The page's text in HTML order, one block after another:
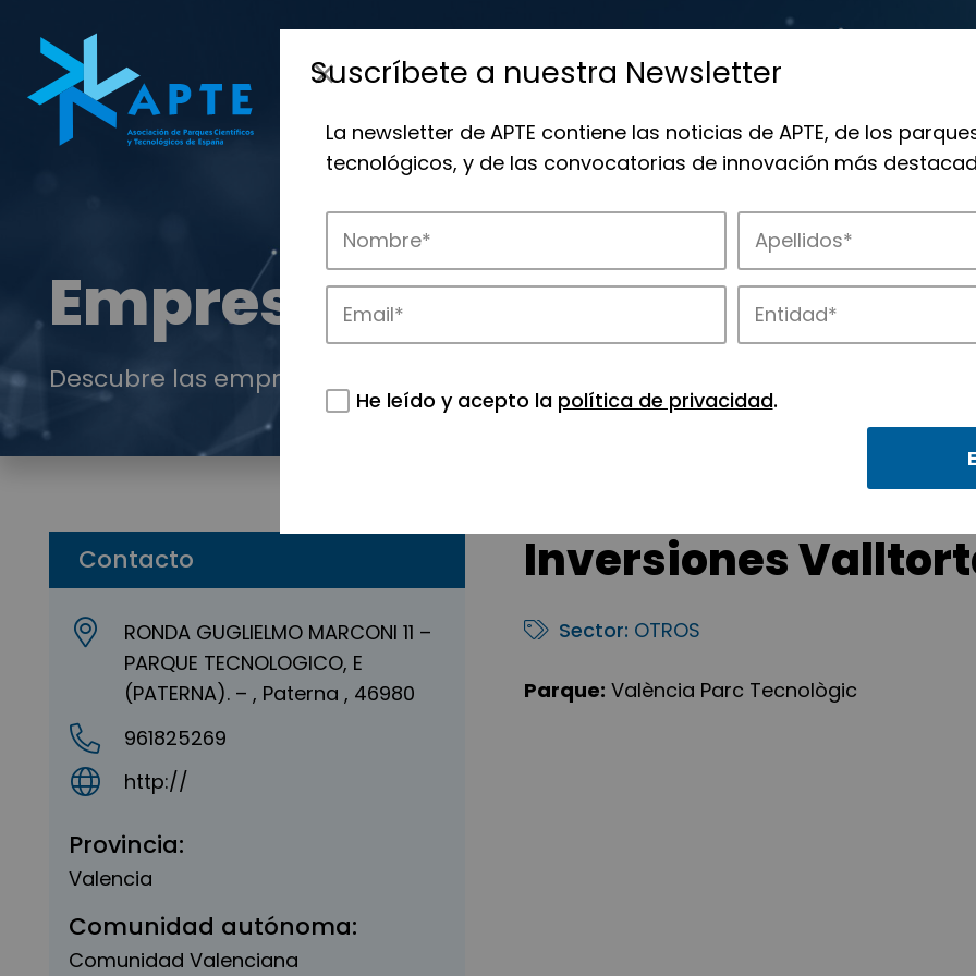
Empresas
Descubre las empresas que impulsan la innovación en los parques de APTE.
Contacto
RONDA GUGLIELMO MARCONI 11 –
PARQUE TECNOLOGICO, E
(PATERNA). – , Paterna , 46980
961825269
http://
Provincia:
Valencia
Comunidad autónoma:
Comunidad Valenciana
Inversiones
Sector: OTROS
Parque: València Parc Tecnològic
Suscríbete a nuestra Newsletter
La newsletter de APTE contiene las noticias de APTE, de los
tecnológicos, y de las convocatorias de innovación más
He leído y acepto la política de privacidad.